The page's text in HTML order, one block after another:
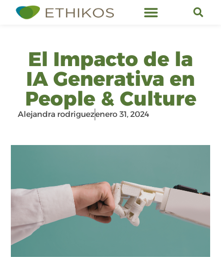
El Impacto de la
IA Generativa en
People & Culture
Alejandra rodriguezenero 31, 2024